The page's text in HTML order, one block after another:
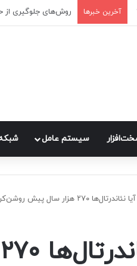
آخرین خبرها اپلیکیشن پیام‌رسان
سيستم عامل
آیا نئاندرتال‌ها ۲۷۰ هزار سال پیش روشن‌کردن آتش را آموخته بودند؟